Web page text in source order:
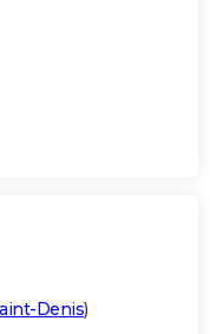
Denis)